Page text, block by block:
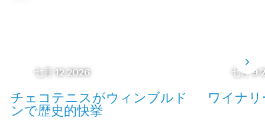
七月 12 2026
チェコテニスがウィンブルド
ンで歴史的快挙
七月 9
ワイナ